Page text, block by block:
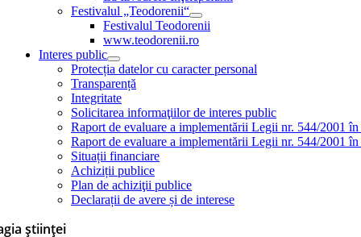
Festivalul „Teodorenii“
Festivalul Teodorenii
www.teodorenii.ro
Interes public
Protecția datelor cu caracter personal
Transparență
Integritate
Solicitarea informaţiilor de interes public
Raport de evaluare a implementării Legii nr. 544/2001
Raport de evaluare a implementării Legii nr. 544/2001
Situații financiare
Achiziții publice
Plan de achiziţii publice
Declarații de avere și de interese
științei